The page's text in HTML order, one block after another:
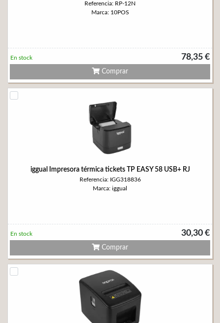
Referencia: RP-12N
Marca: 10POS
78,35 €
En stock
Comprar
iggual Impresora térmica tickets TP EASY 58 USB+ RJ
Referencia: IGG318836
Marca: iggual
30,30 €
En stock
Comprar